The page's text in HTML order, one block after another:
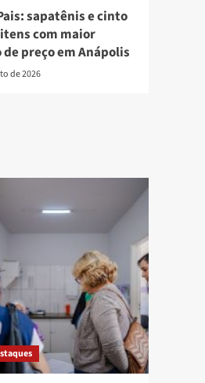
sapatênis e cinto
com maior
preço em Anápolis
de 2026